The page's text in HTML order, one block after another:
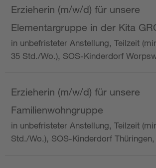
Erzieherin (m/w/d) für unsere
Elementargruppe in der Kita
in unbefristeter Anstellung, Teilzeit
35 Std./Wo.), SOS-Kinderdorf
Erzieherin (m/w/d) für unsere
Familienwohngruppe
in unbefristeter Anstellung, Teilzeit
Std./Wo.), SOS-Kinderdorf Thüringen,